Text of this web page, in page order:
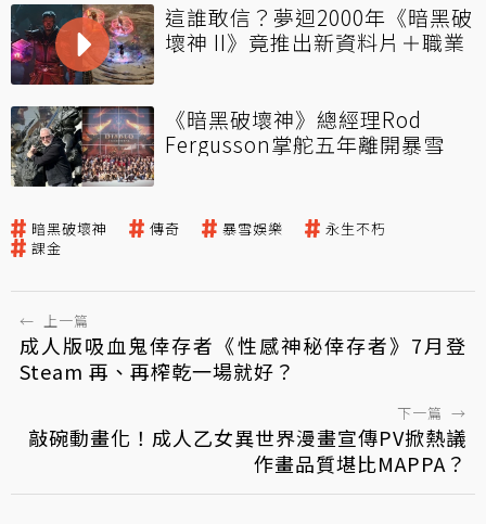
這誰敢信？夢迴2000年《暗黑破
壞神 II》竟推出新資料片＋職業
《暗黑破壞神》總經理Rod
Fergusson掌舵五年離開暴雪
暗黑破壞神 傳奇 暴雪娛樂
永生不朽
課金
← 上一篇
成人版吸血鬼倖存者《性感神秘倖存者》7月登
Steam 再、再榨乾一場就好？
下一篇 →
敲碗動畫化！成人乙女異世界漫畫宣傳PV掀熱議
作畫品質堪比MAPPA？